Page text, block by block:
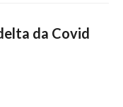
da Covid